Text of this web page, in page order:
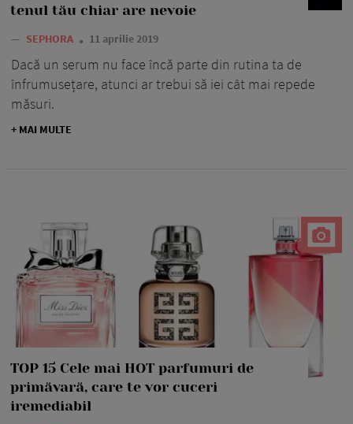
tenul tău chiar are nevoie
— SEPHORA 11 aprilie 2019
Dacă un serum nu face încă parte din rutina ta de
înfrumusețare, atunci ar trebui să iei cât mai repede
măsuri.
+ MAI MULTE
TOP 15 Cele mai HOT parfumuri de
primăvară, care te vor cuceri
iremediabil